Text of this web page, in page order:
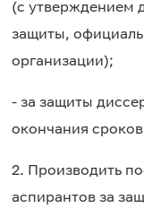
(с утверждением
защиты,
организации);
- за защиты
окончания
2. Производить
аспирантов за